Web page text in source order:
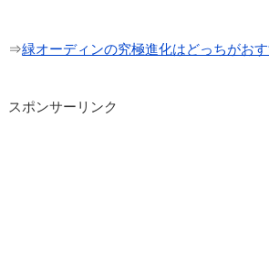
⇒緑オーディンの究極進化はどっちがお
スポンサーリンク